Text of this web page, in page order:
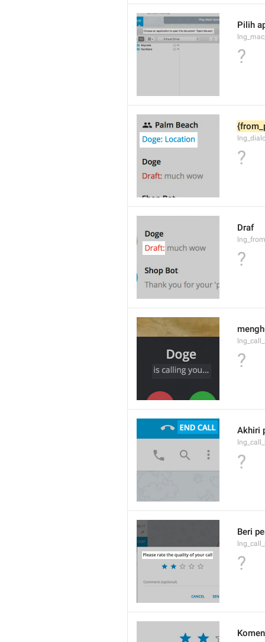
Pilih
?
?
Draf
?
?
Akhiri
?
Beri
?